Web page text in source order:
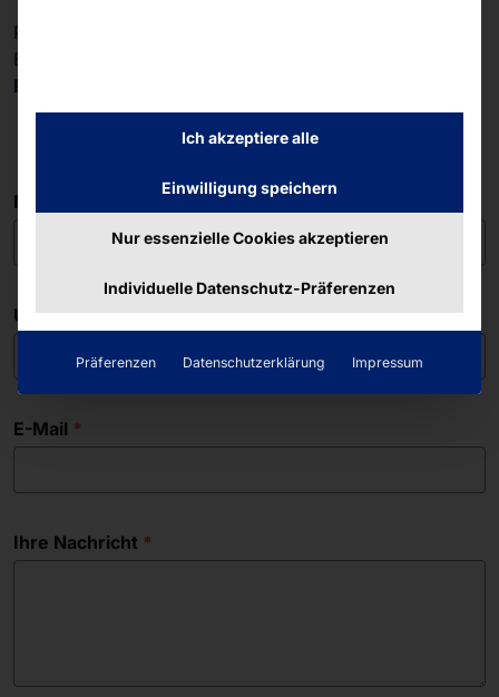
Pyramid übergibt die Altgeräte dem zertifizierten
Entsorger
REMONDIS
Name
Unternehmen
E-Mail
Ihre Nachricht
Ich akzeptiere alle
Einwilligung speichern
Nur essenzielle Cookies akzeptieren
Individuelle Datenschutz-Präferenzen
Präferenzen Datenschutzerklärung Impressum